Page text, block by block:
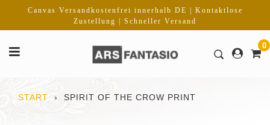
Inhalt
Canvas Versandkostenfrei innerhalb DE | Kontaktlose
Zustellung | Schneller Versand
0
START › SPIRIT OF THE CROW PRINT